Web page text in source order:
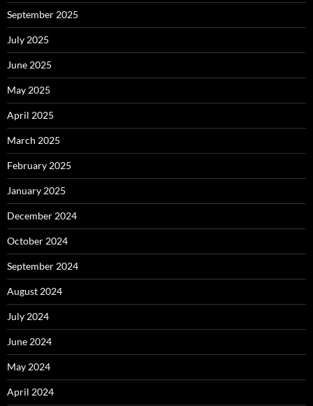
September 2025
July 2025
June 2025
May 2025
April 2025
March 2025
February 2025
January 2025
December 2024
October 2024
September 2024
August 2024
July 2024
June 2024
May 2024
April 2024